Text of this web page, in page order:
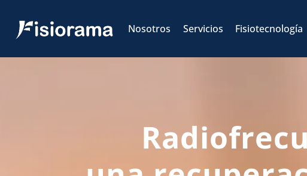
content
Nosotros Servicios Fisiotecnología